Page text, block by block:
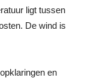
ligt tussen
De wind is
en